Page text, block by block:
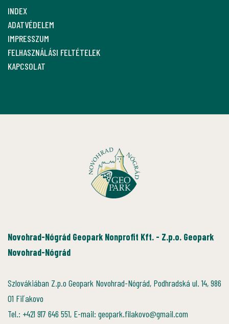
INDEX
ADATVÉDELEM
IMPRESSZUM
FELHASZNÁLÁSI FELTÉTELEK
KAPCSOLAT
Novohrad-Nógrád Geopark Nonprofit Kft. - Z.p.o. Geopark
Novohrad-Nógrád
Szlovákiában Z.p.o Geopark Novohrad-Nógrád, Podhradská ul. 14, 986
01 Fiľakovo
Tel.: +421 917 646 551, E-mail: geopark.filakovo@gmail.com